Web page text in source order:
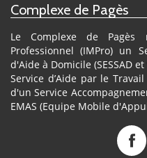
Complexe de Pagès
Le Complexe de Pagès
Professionnel (IMPro) un
d'Aide à Domicile (SESSAD
Service d’Aide par le Travail
d'un Service
EMAS (Equipe Mobile